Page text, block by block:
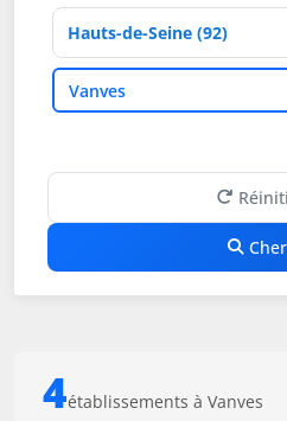
Département
VilleVanves
4établissements à Vanves